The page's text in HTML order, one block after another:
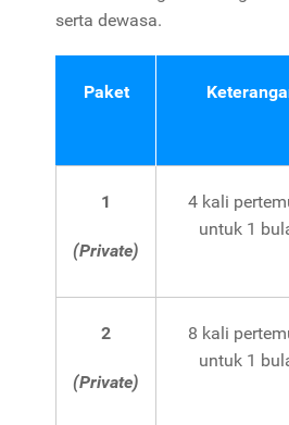
serta dewasa.
Paket
1
(Private)
4 kali
untuk 1
2
(Private)
8 kali
untuk 1